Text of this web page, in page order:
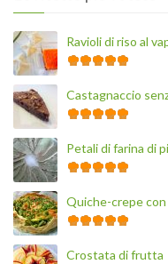
Ravioli di riso al
Castagnaccio
Petali di farina di
Quiche-crepe
Crostata di frutta